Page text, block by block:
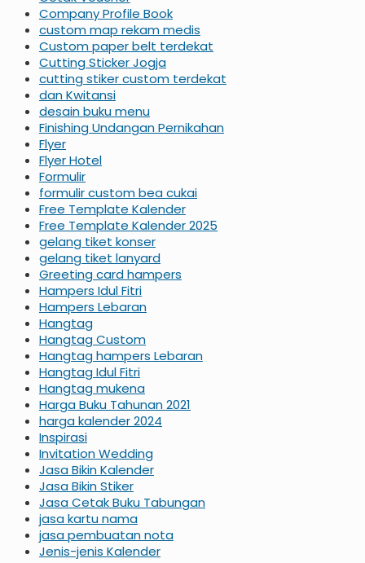
Company Profile Book
custom map rekam medis
Custom paper belt terdekat
Cutting Sticker Jogja
cutting stiker custom terdekat
dan Kwitansi
desain buku menu
Finishing Undangan Pernikahan
Flyer
Flyer Hotel
Formulir
formulir custom bea cukai
Free Template Kalender
Free Template Kalender 2025
gelang tiket konser
gelang tiket lanyard
Greeting card hampers
Hampers Idul Fitri
Hampers Lebaran
Hangtag
Hangtag Custom
Hangtag hampers Lebaran
Hangtag Idul Fitri
Hangtag mukena
Harga Buku Tahunan 2021
harga kalender 2024
Inspirasi
Invitation Wedding
Jasa Bikin Kalender
Jasa Bikin Stiker
Jasa Cetak Buku Tabungan
jasa kartu nama
jasa pembuatan nota
Jenis-jenis Kalender